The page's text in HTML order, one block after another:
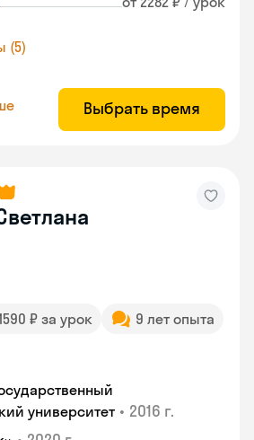
(5)
Выбрать время
₽ за урок
9 лет опыта
университет • 2016 г.